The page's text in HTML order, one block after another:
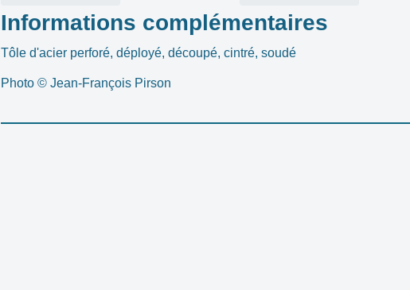
Informations complémentaires
Tôle d'acier perforé, déployé, découpé, cintré, soudé
Photo © Jean-François Pirson